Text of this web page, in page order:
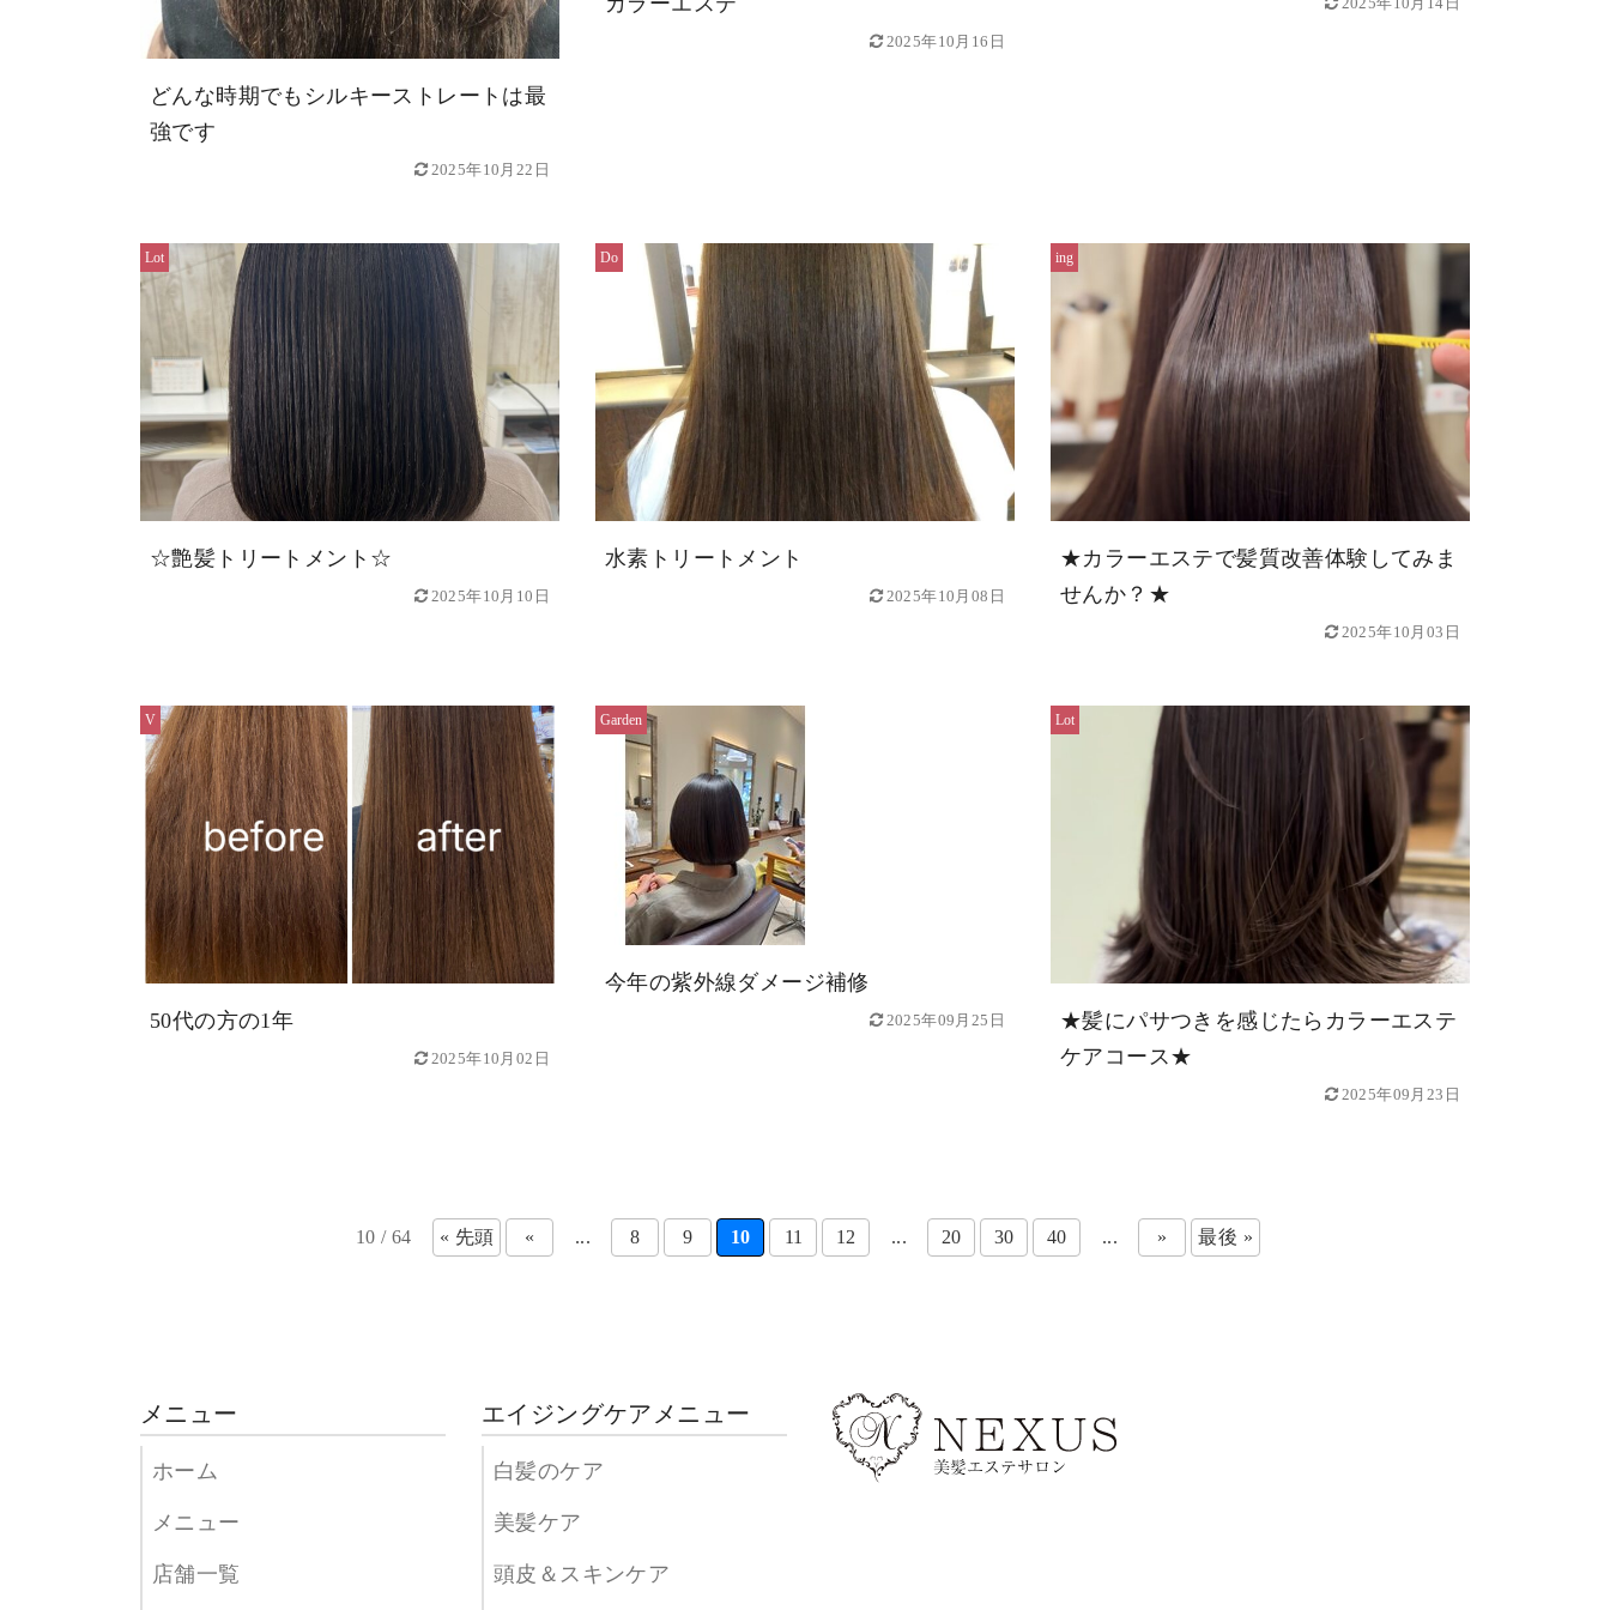
どんな時期でもシルキーストレートは最
強です
2025年10月22日
2025年10月16日
Lot
☆艶髪トリートメント☆
2025年10月10日
Do
水素トリートメント
2025年10月08日
ing
★カラーエステで髪質改善体験してみま
せんか？★
2025年10月03日
V
50代の方の1年
2025年10月02日
Garden
今年の紫外線ダメージ補修
2025年09月25日
Lot
★髪にパサつきを感じたらカラーエステ
ケアコース★
2025年09月23日
10 / 64 « 先頭 « ... 8 9 10 11 12 ... 20 30 40 ... » 最後 »
メニュー
ホーム
メニュー
店舗一覧
エイジングケアメニュー
白髪のケア
美髪ケア
頭皮＆スキンケア